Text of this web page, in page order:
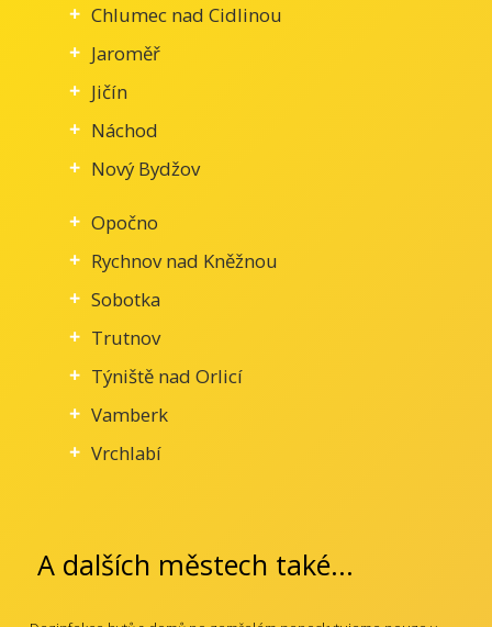
Chlumec nad Cidlinou
Jaroměř
Jičín
Náchod
Nový Bydžov
Opočno
Rychnov nad Kněžnou
Sobotka
Trutnov
Týniště nad Orlicí
Vamberk
Vrchlabí
A dalších městech také...